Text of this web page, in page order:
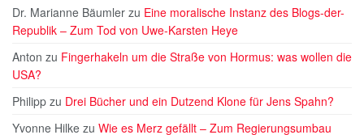
Dr. Marianne Bäumler zu Eine moralische Instanz des Blogs-der-
Republik – Zum Tod von Uwe-Karsten Heye
Anton zu Fingerhakeln um die Straße von Hormus: was wollen die
USA?
Philipp zu Drei Bücher und ein Dutzend Klone für Jens Spahn?
Yvonne Hilke zu Wie es Merz gefällt – Zum Regierungsumbau